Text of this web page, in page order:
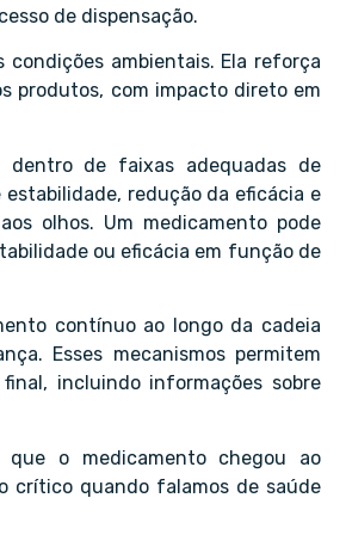
de dispensação.
ambientais. Ela reforça
produtos, com impacto direto em
dentro de faixas adequadas de
redução da eficácia e
olhos. Um medicamento pode
ou eficácia em função de
contínuo ao longo da cadeia
Esses mecanismos permitem
incluindo informações sobre
que o medicamento chegou ao
crítico quando falamos de saúde